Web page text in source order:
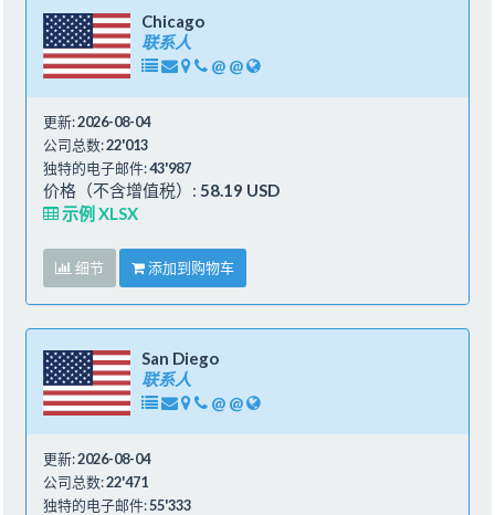
Chicago
联系人
@ @
更新:2026-08-04
公司总数:22'013
独特的电子邮件:43'987
价格（不含增值税）: 58.19 USD
示例 XLSX
细节 添加到购物车
San Diego
联系人
@ @
更新:2026-08-04
公司总数:22'471
独特的电子邮件:55'333